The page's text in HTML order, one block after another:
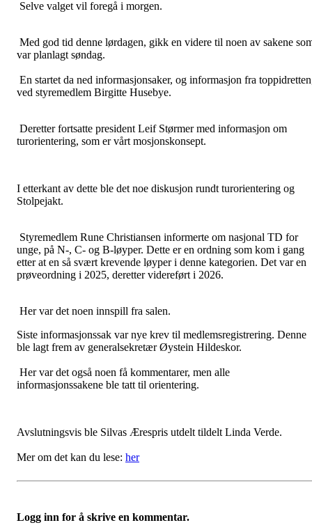
Selve valget vil foregå i morgen.
Med god tid denne lørdagen, gikk en videre til noen av sakene
var planlagt søndag.
En startet da ned informasjonsaker, og informasjon fra
ved styremedlem Birgitte Husebye.
Deretter fortsatte president Leif Størmer med informasjon om
turorientering, som er vårt mosjonskonsept.
I etterkant av dette ble det noe diskusjon rundt turorientering og
Stolpejakt.
Styremedlem Rune Christiansen informerte om nasjonal TD for
unge, på N-, C- og B-løyper. Dette er en ordning som kom i gang
etter at en så svært krevende løyper i denne kategorien. Det var en
prøveordning i 2025, deretter videreført i 2026.
Her var det noen innspill fra salen.
Siste informasjonssak var nye krev til medlemsregistrering. Denne
ble lagt frem av generalsekretær Øystein Hildeskor.
Her var det også noen få kommentarer, men alle
informasjonssakene ble tatt til orientering.
Avslutningsvis ble Silvas Ærespris utdelt tildelt Linda Verde.
Mer om det kan du lese: her
Logg inn for å skrive en kommentar.